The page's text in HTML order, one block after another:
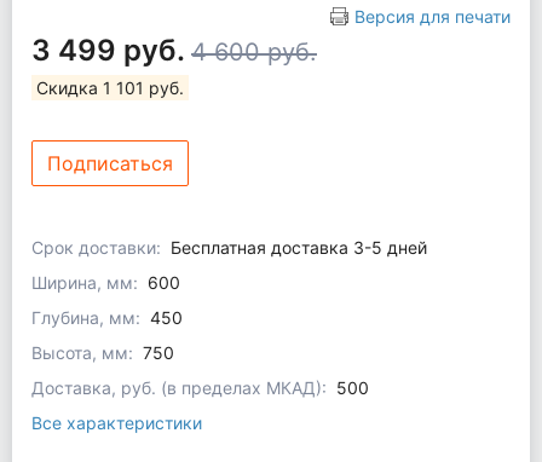
Версия для печати
3 499 руб. 4 600 руб.
Скидка 1 101 руб.
Подписаться
Срок доставки: Бесплатная доставка 3-5 дней
Ширина, мм: 600
Глубина, мм: 450
Высота, мм: 750
Доставка, руб. (в пределах МКАД): 500
Все характеристики